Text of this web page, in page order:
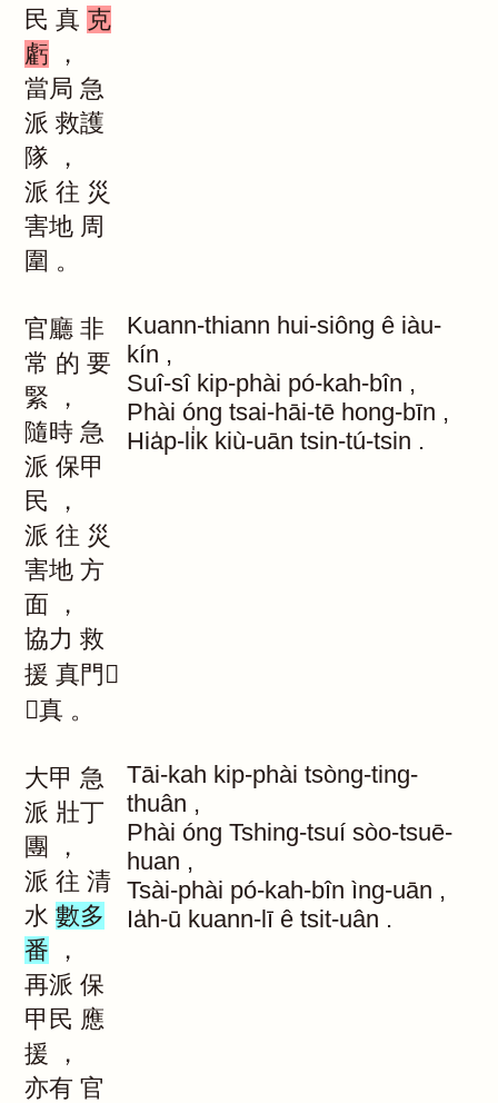
民 真 克
虧
，
當局 急
派 救護
隊
，
派 往 災
害地 周
圍 。
官廳 非
常 的 要
緊
，
隨時 急
派 保甲
民
，
派 往 災
害地 方
面
，
協力 救
援 真門
｜真 。
Kuann-thiann hui-siông ê iàu-
kín ,
Suî-sî kip-phài pó-kah-bîn ,
Phài óng tsai-hāi-tē hong-bīn ,
Hia̍p-li̍k kiù-uān tsin-tú-tsin .
大甲 急
派 壯丁
團
，
派 往 清
水 數多
番
，
再派 保
甲民 應
援
，
亦有 官
Tāi-kah kip-phài tsòng-ting-
thuân ,
Phài óng Tshing-tsuí sòo-tsuē-
huan ,
Tsài-phài pó-kah-bîn ìng-uān ,
Ia̍h-ū kuann-lī ê tsit-uân .